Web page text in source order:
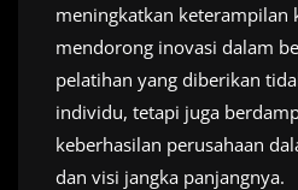
meningkatkan keterampilan
mendorong inovasi dalam
pelatihan yang diberikan
individu, tetapi juga
keberhasilan perusahaan
dan visi jangka panjangnya.